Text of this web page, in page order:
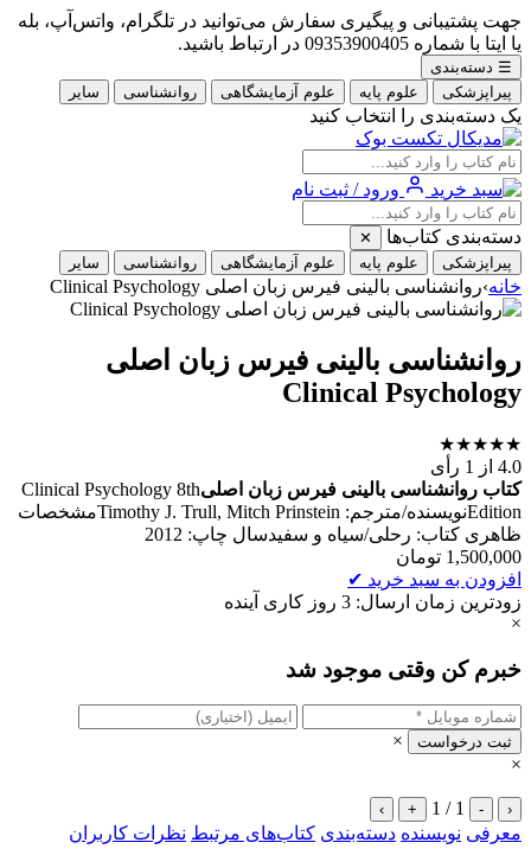
جهت پشتیبانی و پیگیری سفارش می‌توانید در تلگرام، واتس‌آپ، بله
یا ایتا با شماره 09353900405 در ارتباط باشید.
☰ دسته‌بندی
پیراپزشکی
علوم پایه علوم آزمایشگاهی روانشناسی سایر
یک دسته‌بندی را انتخاب کنید
ورود / ثبت نام
دسته‌بندی کتاب‌ها
✕
پیراپزشکی
علوم پایه علوم آزمایشگاهی روانشناسی سایر
خانه›روانشناسی بالینی فیرس زبان اصلی Clinical Psychology
روانشناسی بالینی فیرس زبان اصلی
Clinical Psychology
★
★
★
★
★
4.0 از 1 رأی
کتاب روانشناسی بالینی فیرس زبان اصلیClinical Psychology 8th
Editionنویسنده/مترجم: Timothy J. Trull, Mitch Prinsteinمشخصات
ظاهری کتاب: رحلی/سیاه و سفیدسال چاپ: 2012
1,500,000 تومان
افزودن به سبد خرید ✔
زودترین زمان ارسال: 3 روز کاری آینده
×
خبرم کن وقتی موجود شد
ثبت درخواست
×
×
‹
-
1 / 1
+
›
معرفی نویسنده دسته‌بندی کتاب‌های مرتبط نظرات کاربران